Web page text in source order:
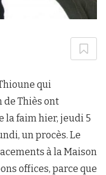
qui
de Thiès ont
la faim hier, jeudi 5
un procès. Le
à la Maison
offices, parce que